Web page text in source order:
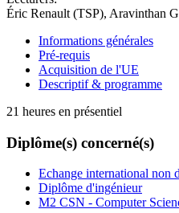
Éric Renault (TSP), Aravinthan
Informations générales
Pré-requis
Acquisition de l'UE
Descriptif & programme
21 heures en présentiel
Diplôme(s) concerné(s)
Echange international non
Diplôme d'ingénieur
M2 CSN - Computer